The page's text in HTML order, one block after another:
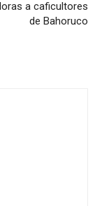
a caficultores
de Bahoruco